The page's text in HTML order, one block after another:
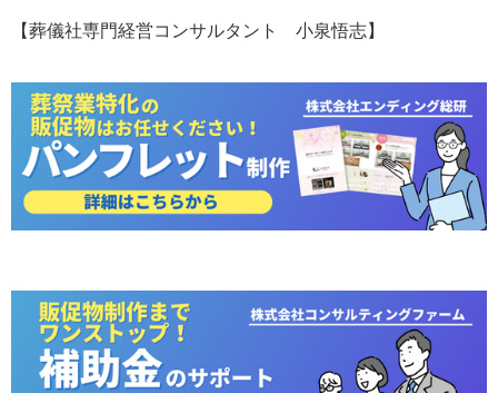
【葬儀社専門経営コンサルタント 小泉悟志】